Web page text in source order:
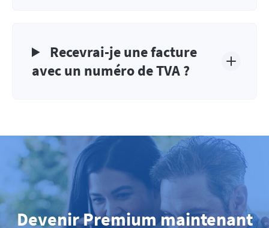
Recevrai-je une facture
avec un numéro de TVA ?
Devenir Premium maintenant